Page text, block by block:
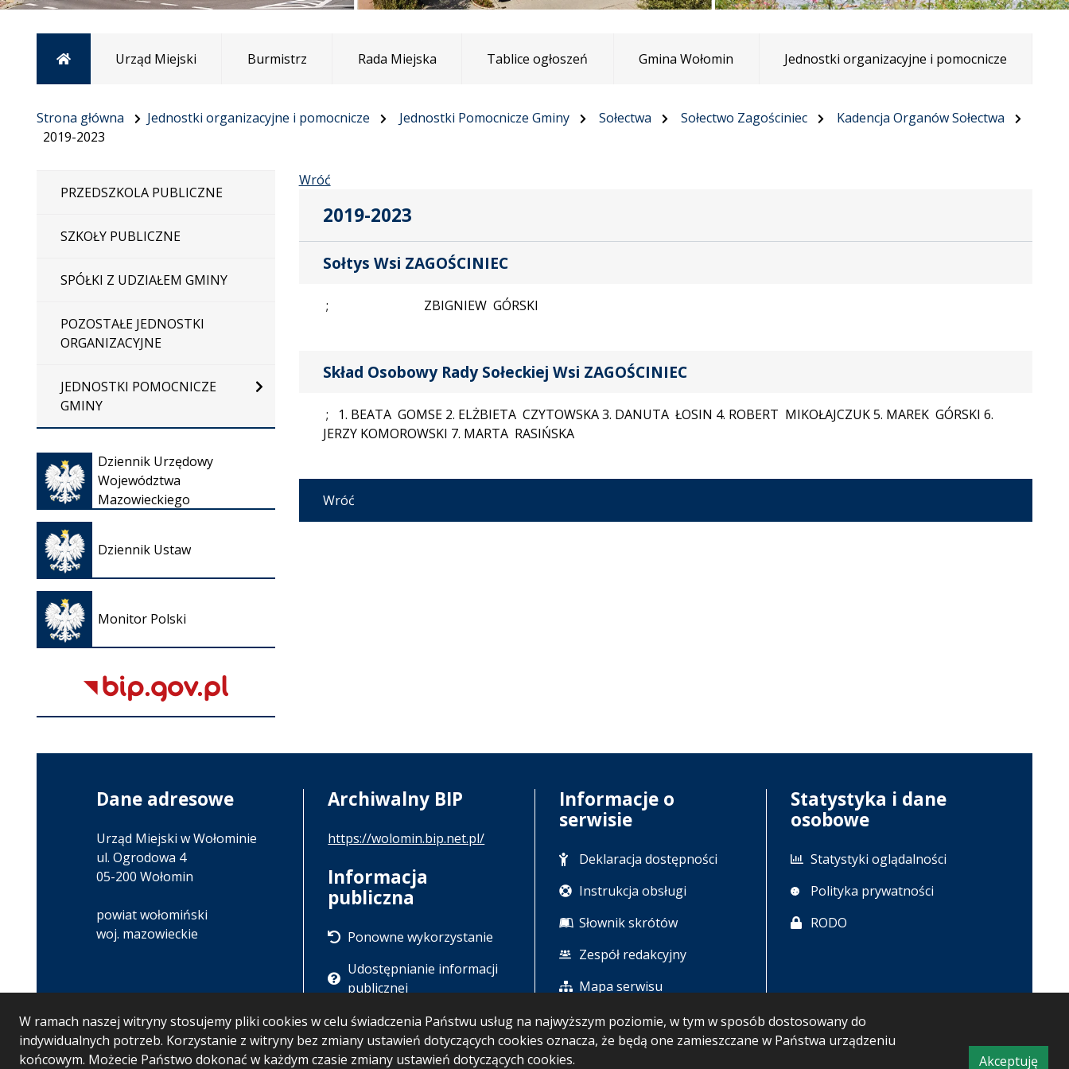
W ramach naszej witryny stosujemy pliki cookies w celu świadczenia Państwu usług na najwyższym poziomie, w tym w sposób dostosowany do
indywidualnych potrzeb. Korzystanie z witryny bez zmiany ustawień dotyczących cookies oznacza, że będą one zamieszczane w Państwa urządzeniu
końcowym. Możecie Państwo dokonać w każdym czasie zmiany ustawień dotyczących cookies.
Akceptuję
Strona głównaUrząd Miejski Burmistrz Rada Miejska Tablice ogłoszeń Gmina Wołomin Jednostki organizacyjne i pomocnicze
Strona główna Jednostki organizacyjne i pomocnicze Jednostki Pomocnicze Gminy Sołectwa Sołectwo Zagościniec
Kadencja Organów Sołectwa
2019-2023
PRZEDSZKOLA PUBLICZNE
SZKOŁY PUBLICZNE
SPÓŁKI Z UDZIAŁEM GMINY
POZOSTAŁE JEDNOSTKI
ORGANIZACYJNE
JEDNOSTKI POMOCNICZE
GMINY
Dziennik Urzędowy
Województwa
Mazowieckiego
Otwiera
się w
nowej
karcie
Dziennik Ustaw
Otwiera
się w
nowej
karcie
Monitor Polski
Otwiera
się w
nowej
karcie
Wróć
2019-2023
Sołtys Wsi ZAGOŚCINIEC
; ZBIGNIEW GÓRSKI
Skład Osobowy Rady Sołeckiej Wsi ZAGOŚCINIEC
; 1. BEATA GOMSE 2. ELŻBIETA CZYTOWSKA 3. DANUTA ŁOSIN 4. ROBERT MIKOŁAJCZUK 5. MAREK GÓRSKI 6.
JERZY KOMOROWSKI 7. MARTA RASIŃSKA
Wróć
Dane adresowe
Urząd Miejski w Wołominie
ul. Ogrodowa 4
05-200 Wołomin
powiat wołomiński
woj. mazowieckie
Archiwalny BIP
https://wolomin.bip.net.pl/
Informacja
publiczna
Ponowne wykorzystanie
Udostępnianie informacji
publicznej
Informacje o
serwisie
Deklaracja dostępności
Instrukcja obsługi
Słownik skrótów
Zespół redakcyjny
Mapa serwisu
Statystyka i dane
osobowe
Statystyki oglądalności
Polityka prywatności
RODO